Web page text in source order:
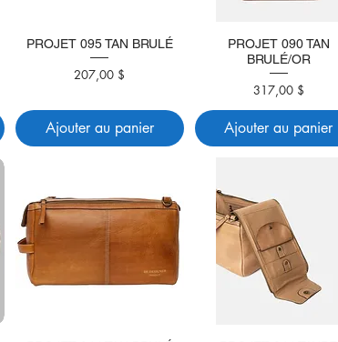
PROJET 095 TAN BRULÉ
Prix
207,00 $
Ajouter au panier
PROJET 090 TAN
BRULÉ/OR
Prix
317,00 $
Ajouter au panier